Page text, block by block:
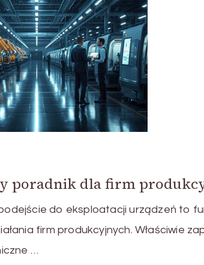
poradnik dla firm
do eksploatacji urządzeń to
firm produkcyjnych. Właściwie
…